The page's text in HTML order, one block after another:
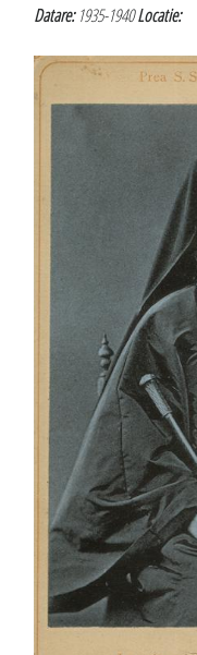
Datare:1935-1940Locatie: